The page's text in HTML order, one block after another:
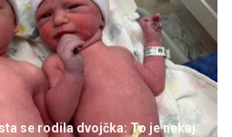
se rodila dvojčka: To je nekaj